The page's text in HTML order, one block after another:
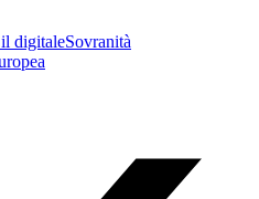
il digitaleSovranità